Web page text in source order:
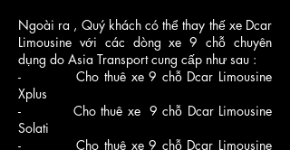
Ngoài ra , Quý khách có thể thay thế xe Dcar
Limousine với các dòng xe 9 chỗ chuyên
dụng do Asia Transport cung cấp như sau :
- Cho thuê xe 9 chỗ Dcar Limousine
Xplus
- Cho thuê xe 9 chỗ Dcar Limousine
Solati
- Cho thuê xe 9 chỗ Dcar Limousine